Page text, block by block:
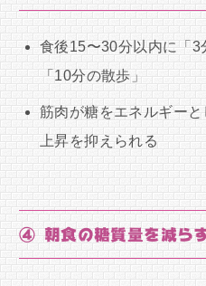
食後15〜30分以内に「3
「10分の散歩」
筋肉が糖をエネルギー
上昇を抑えられる
④ 朝食の糖質量を減ら